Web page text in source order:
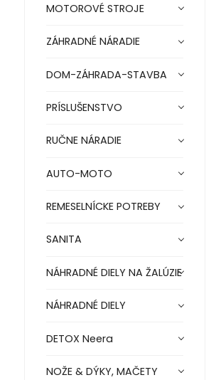
MOTOROVÉ STROJE
ZÁHRADNÉ NÁRADIE
DOM-ZÁHRADA-STAVBA
PRÍSLUŠENSTVO
RUČNE NÁRADIE
AUTO-MOTO
REMESELNÍCKE POTREBY
SANITA
NÁHRADNÉ DIELY NA ŽALÚZIE
NÁHRADNÉ DIELY
DETOX Neera
NOŽE & DÝKY, MAČETY